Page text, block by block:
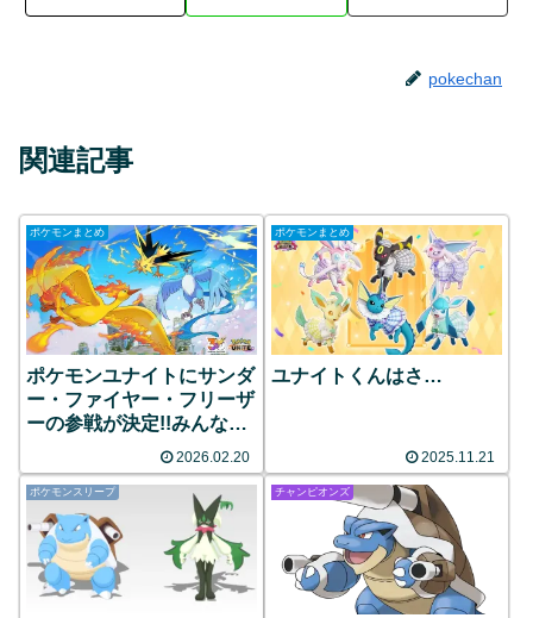
pokechan
関連記事
ポケモンまとめ
ポケモンユナイトにサンダ
ー・ファイヤー・フリーザ
ーの参戦が決定!!みんなの
2026.02.20
ポケモンまとめ
ユナイトくんはさ…
2025.11.21
ポケモンスリープ チャンピオンズ